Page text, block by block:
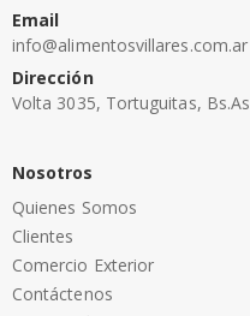
Email
info@alimentosvillares.com.ar
Dirección
Volta 3035, Tortuguitas,
Nosotros
Quienes Somos
Clientes
Comercio Exterior
Contáctenos